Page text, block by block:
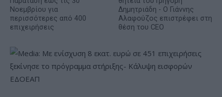
Νοεμβρίου για
περισσότερες από 400
επιχειρήσεις
Δημητριάδη - Ο Γιάννης
Αλαφούζος επιστρέφει στη
θέση του CEO